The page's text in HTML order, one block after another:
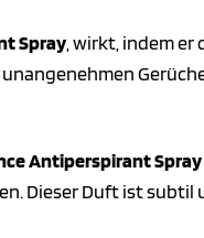
Spray , wirkt, indem
Antiperspirant Spray
Dieser Duft ist